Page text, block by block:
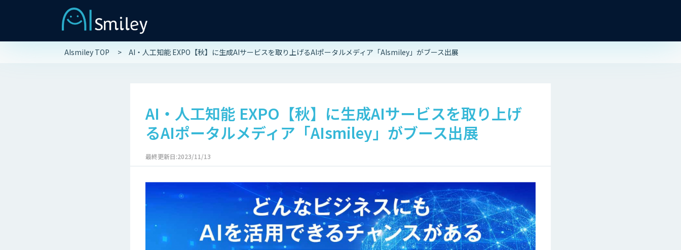
AIsmiley TOP AI・人工知能 EXPO【秋】に生成AIサービスを取り上げるAIポータルメディア「AIsmiley」がブース出展
AI・人工知能 EXPO【秋】に生成AIサービスを取り上げ
るAIポータルメディア「AIsmiley」がブース出展
最終更新日:2023/11/13